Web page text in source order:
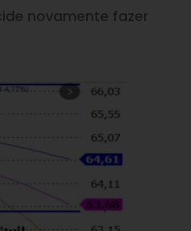
novamente fazer